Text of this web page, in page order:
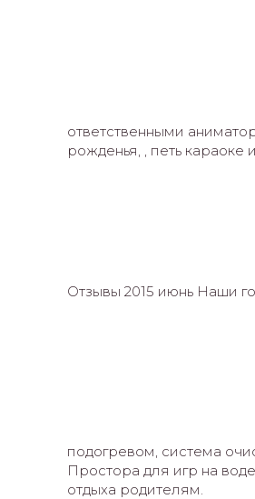
ответственными
рожденья, , петь караоке
Отзывы 2015 июнь Наши
подогревом, система
Простора для игр на
отдыха родителям.